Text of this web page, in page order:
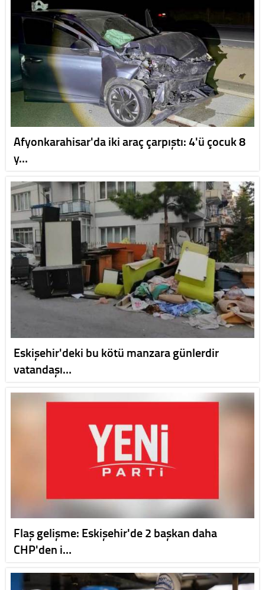
Afyonkarahisar'da iki araç çarpıştı: 4'ü çocuk 8
y…
Eskişehir'deki bu kötü manzara günlerdir
vatandaşı…
Flaş gelişme: Eskişehir'de 2 başkan daha
CHP'den i…